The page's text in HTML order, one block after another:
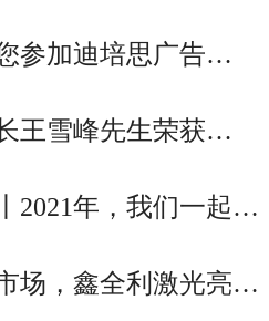
参加迪培思广告…
王雪峰先生荣获…
2021年，我们一起…
场，鑫全利激光亮…